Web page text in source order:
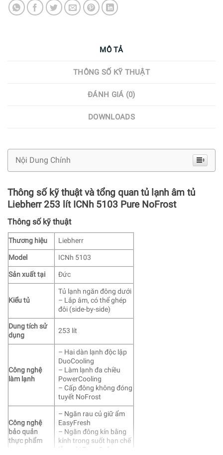
MÔ TẢ
THÔNG SỐ KỸ THUẬT
ĐÁNH GIÁ (0)
DOWNLOADS
Nội Dung Chính
Thông số kỹ thuật và tổng quan tủ lạnh âm tủ
Liebherr 253 lít ICNh 5103 Pure NoFrost
Thông số kỹ thuật
Thương hiệu
Liebherr
Model
ICNh 5103
Sản xuất tại
Đức
Kiểu tủ
Tủ lạnh ngăn đông dưới
– Lắp âm, có thể ghép
đôi (side-by-side)
Dung tích sử
dụng
253 lít
Công nghệ
làm lạnh
– Hai dàn lạnh độc lập
DuoCooling
– Làm lạnh đa chiều
PowerCooling
– Cấp đông không đóng
tuyết NoFrost
Công nghệ
bảo quản
thực phẩm
– Ngăn rau củ giữ ẩm
EasyFresh
– Ngăn đông kín bằng
kính trong suốt hạn chế
lẫn mùi FrostSafe